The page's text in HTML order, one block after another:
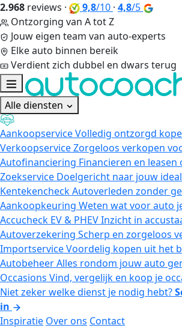
2.968 reviews · 9,8/10 · 4,8/5
Ontzorging van A tot Z
Jouw eigen team van auto-experts
Elke auto binnen bereik
Verdient zich dubbel en dwars terug
Alle diensten
AankoopserviceVolledig ontzorgd
VerkoopserviceZorgeloos verkopen
Autofinanciering Financieren en leasen
Zoekservice Doelgericht naar jouw
KentekencheckAutoverleden zonder
Aankoopkeuring Weten wat voor auto
Accucheck EV & PHEVInzicht in
Autoverzekering Scherp en zorgeloos
ImportserviceVoordelig kopen uit het
AutobeheerAlles rondom jouw auto
Occasions Vind, vergelijk en koop je
Niet zeker welke dienst je nodig hebt?
in
Inspiratie Over ons Contact